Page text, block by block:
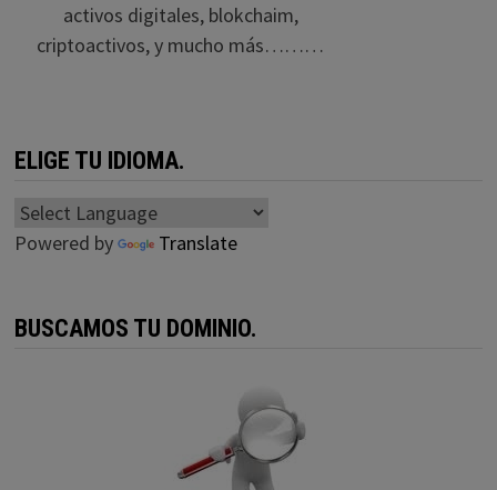
activos digitales, blokchaim,
criptoactivos, y mucho más………
ELIGE TU IDIOMA.
Powered by Translate
BUSCAMOS TU DOMINIO.